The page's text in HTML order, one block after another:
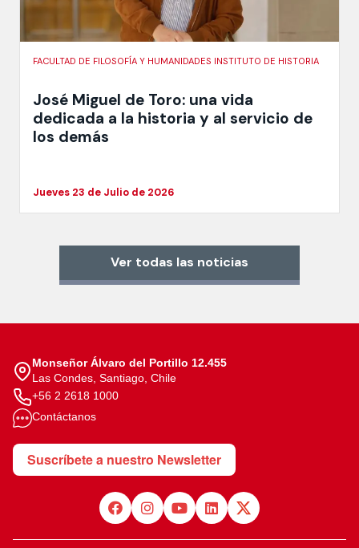
FACULTAD DE FILOSOFÍA Y HUMANIDADES INSTITUTO DE HISTORIA
José Miguel de Toro: una vida
dedicada a la historia y al servicio de
los demás
Jueves 23 de Julio de 2026
Ver todas las noticias
Monseñor Álvaro del Portillo 12.455
Las Condes, Santiago, Chile
+56 2 2618 1000
Contáctanos
Suscríbete a nuestro Newsletter